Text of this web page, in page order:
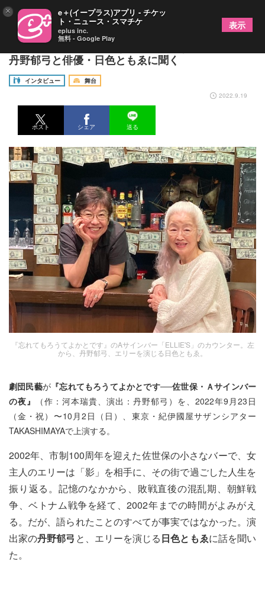
劇団民藝『忘れてもろうてよかとです』～演出家・
丹野郁弓と俳優・日色ともゑに聞く
インタビュー
舞台
2022.9.19
ポスト シェア 送る
『忘れてもろうてよかとです』のAサインバー「ELLIE'S」のカウンター。左
から、丹野郁弓、エリーを演じる日色ともゑ。
劇団民藝が 『忘れてもろうてよかとです──佐世保・Ａサインバー
の夜』
（作：河本瑞貴、演出：丹野郁弓）を、2022年9月23日
（金・祝）〜10月2日（日）、東京・紀伊國屋サザンシアター
TAKASHIMAYAで上演する。
2002年、市制100周年を迎えた佐世保の小さなバーで、女
主人のエリーは「影」を相手に、その街で過ごした人生を
振り返る。記憶のなかから、敗戦直後の混乱期、朝鮮戦
争、ベトナム戦争を経て、2002年までの時間がよみがえ
る。だが、語られたことのすべてが事実ではなかった。演
出家の丹野郁弓 と、エリーを演じる日色ともゑに話を聞い
た。
× e＋(イープラス)アプリ - チケッ
ト・ニュース・スマチケ
eplus inc.
無料 - Google Play
表示